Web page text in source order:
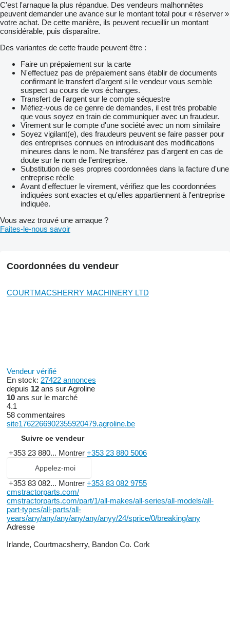
C'est l'arnaque la plus répandue. Des vendeurs malhonnêtes
peuvent demander une avance sur le montant total pour « réserver »
votre achat. De cette manière, ils peuvent recueillir un montant
considérable, puis disparaître.
Des variantes de cette fraude peuvent être :
Faire un prépaiement sur la carte
N'effectuez pas de prépaiement sans établir de documents
confirmant le transfert d'argent si le vendeur vous semble
suspect au cours de vos échanges.
Transfert de l'argent sur le compte séquestre
Méfiez-vous de ce genre de demandes, il est très probable
que vous soyez en train de communiquer avec un fraudeur.
Virement sur le compte d'une société avec un nom similaire
Soyez vigilant(e), des fraudeurs peuvent se faire passer pour
des entreprises connues en introduisant des modifications
mineures dans le nom. Ne transférez pas d'argent en cas de
doute sur le nom de l'entreprise.
Substitution de ses propres coordonnées dans la facture d'une
entreprise réelle
Avant d'effectuer le virement, vérifiez que les coordonnées
indiquées sont exactes et qu'elles appartiennent à l'entreprise
indiquée.
Vous avez trouvé une arnaque ?
Faites-le-nous savoir
Coordonnées du vendeur
COURTMACSHERRY MACHINERY LTD
Vendeur vérifié
En stock: 27422 annonces
depuis 12 ans sur Agroline
10 ans sur le marché
4.1
58 commentaires
site1762266902355920479.agroline.be
Suivre ce vendeur
+353 23 880... Montrer +353 23 880 5006
Appelez-moi
+353 83 082... Montrer +353 83 082 9755
cmstractorparts.com/
cmstractorparts.com/part/1/all-makes/all-series/all-models/all-
part-types/all-parts/all-
years/any/any/any/any/any/anyy/24/sprice/0/breaking/any
Adresse
Irlande, Courtmacsherry, Bandon Co. Cork